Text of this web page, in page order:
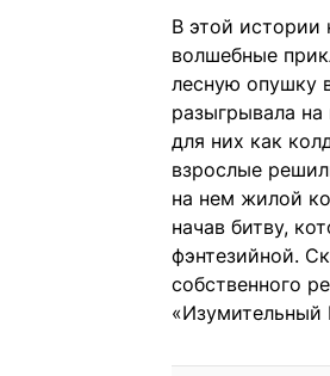
В этой истории
волшебные
лесную опушку
разыгрывала
для них как
взрослые
на нем жилой
начав битву,
фэнтезийной.
собственного